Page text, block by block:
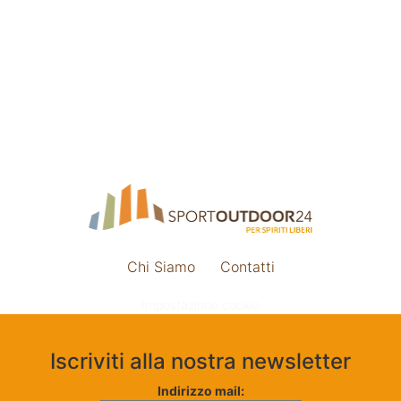
Chi Siamo Contatti
Iscriviti alla nostra newsletter
Indirizzo mail: